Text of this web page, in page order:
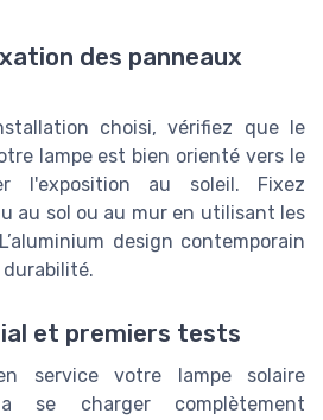
des panneaux
choisi, vérifiez que le
lampe est bien orienté vers le
l'exposition au soleil. Fixez
au sol ou au mur en utilisant les
design contemporain
durabilité.
et premiers tests
service votre lampe solaire
se charger complètement